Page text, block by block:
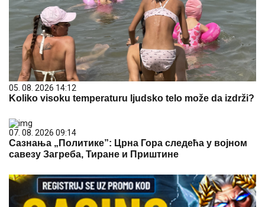
05. 08. 2026 14:12
Koliko visoku temperaturu ljudsko telo može da izdrži?
07. 08. 2026 09:14
Сазнања „Политике”: Црна Гора следећа у војном
савезу Загреба, Тиране и Приштине